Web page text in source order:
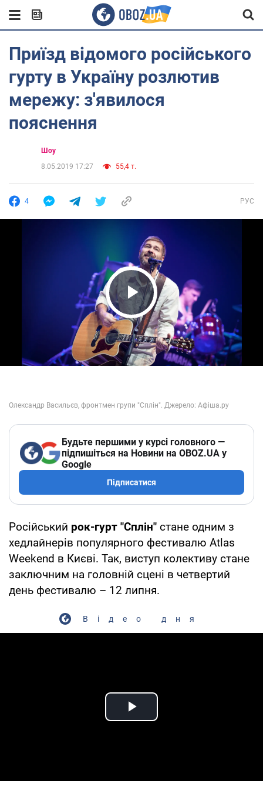
Приїзд відомого російського
гурту в Україну розлютив
мережу: з'явилося
пояснення
Шоу
8.05.2019 17:27
55,4 т.
4 РУС
Play Video
Будьте першими у курсі головного —
підпишіться на Новини на OBOZ.UA у
Google
Підписатися
Російський рок-гурт "Сплін" стане одним з
хедлайнерів популярного фестивалю Atlas
Weekend в Києві. Так, виступ колективу стане
заключним на головній сцені в четвертий
день фестивалю – 12 липня.
Відео дня
Play Video